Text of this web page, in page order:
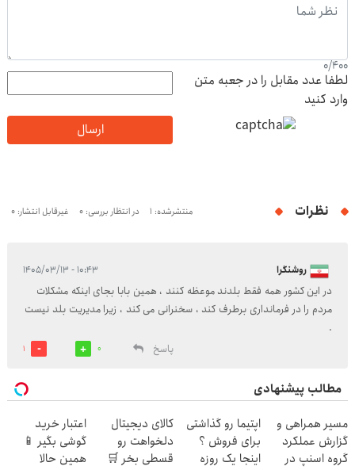
0/400
لطفا عدد مقابل را در جعبه متن
وارد کنید
ارسال
نظرات منتشرشده: 1 در انتظار بررسی: 0 غیرقابل انتشار: 0
روشنگرا ۱۰:۴۳ - ۱۴۰۵/۰۳/۱۳
در این کشور همه فقط بلدند موعظه کنند ، همین بابا بجای اینکه مشکلات
مردم را در فرمانداری برطرف کند ، سخنرانی می کند ، زیرا مدیریت بلد نیست
.
پاسخ
0
1
مطالب پیشنهادی
مسیر همراهی و
گزارش عملکرد
گروه اسنپ در
اپتیما رو گذاشتی
برای فروش ؟
اینجا یک روزه
کالای دیجیتال
دلخواهت رو
قسطی بخر 🛒
اعتبار خرید
گوشی بگیر 📱
همین حالا